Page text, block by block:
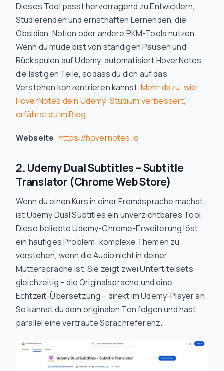
Dieses Tool passt hervorragend zu Entwicklern,
Studierenden und ernsthaften Lernenden, die
Obsidian, Notion oder andere PKM-Tools nutzen.
Wenn du müde bist von ständigen Pausen und
Rückspulen auf Udemy, automatisiert HoverNotes
die lästigen Teile, sodass du dich auf das
Verstehen konzentrieren kannst.Mehr dazu, wie
HoverNotes dein Udemy-Studium verbessert,
erfährst du im Blog.
Webseite: https://hovernotes.io
2. Udemy Dual Subtitles – Subtitle
Translator (Chrome Web Store)
Wenn du einen Kurs in einer Fremdsprache machst,
ist Udemy Dual Subtitles ein unverzichtbares Tool.
Diese beliebte Udemy-Chrome-Erweiterung löst
ein häufiges Problem: komplexe Themen zu
verstehen, wenn die Audio nicht in deiner
Muttersprache ist. Sie zeigt zwei Untertitelsets
gleichzeitig – die Originalsprache und eine
Echtzeit-Übersetzung – direkt im Udemy-Player an.
So kannst du dem originalen Ton folgen und hast
parallel eine vertraute Sprachreferenz.